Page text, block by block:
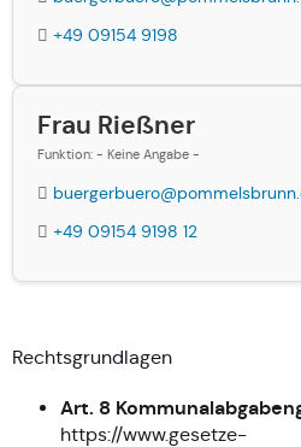
+49 09154 9198
Frau Rießner
Funktion: - Keine Angabe -
+49 09154 9198 12
Rechtsgrundlagen
Art. 8
https://www.gesetze-